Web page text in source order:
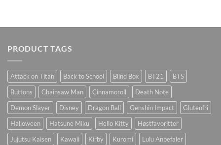
PRODUCT TAGS
Attack on Titan Back to School Blind Box BT21
BTS
Buttons
Chainsaw Man Cinnamoroll
Death Note
Demon Slayer
Disney Dragon Ball Genshin Impact
Glutenfri
Halloween
Hatsune Miku Hello Kitty
Høstfavoritter
Jujutsu Kaisen
Kawaii Kirby Kuromi
Lulu Anbefaler